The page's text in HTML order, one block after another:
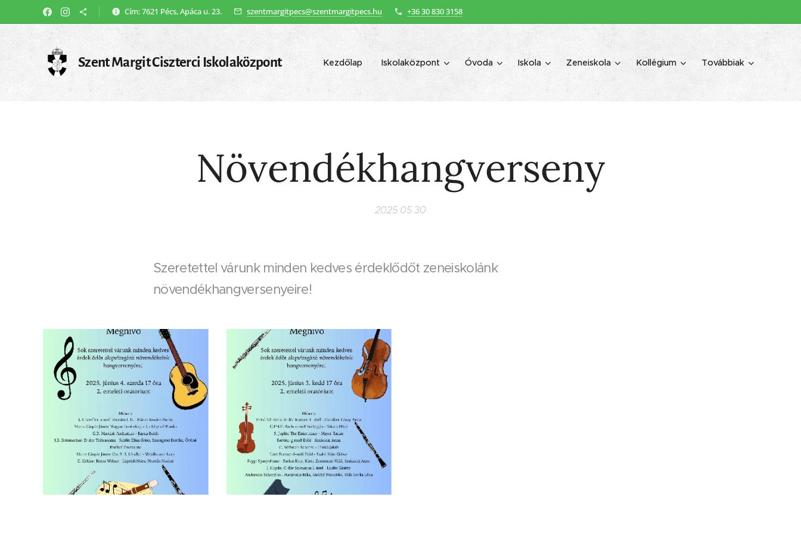
Cím: 7621 Pécs, Apáca u. 23. szentmargitpecs@szentmargitpecs.hu +36 30 830 3158
Szent Margit Ciszterci Iskolaközpont Kezdőlap Iskolaközpont Óvoda Iskola Zeneiskola Kollégium Továbbiak
Növendékhangverseny
2025.05.30
Szeretettel várunk minden kedves érdeklődőt zeneiskolánk
növendékhangversenyeire!